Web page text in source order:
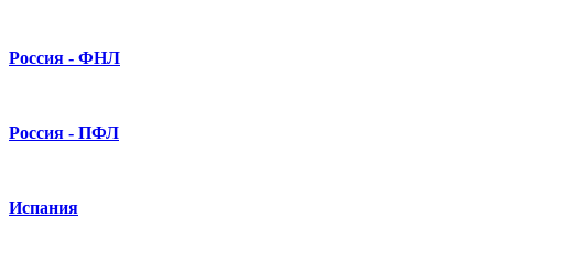
Россия - ФНЛ
Россия - ПФЛ
Испания